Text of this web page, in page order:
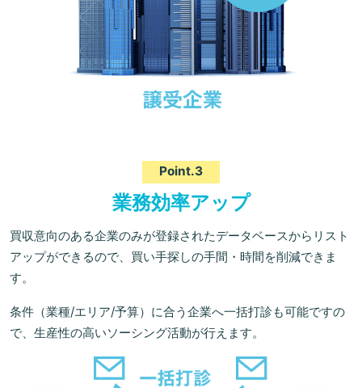
Point.3
業務効率アップ
買収意向のある企業のみが登録されたデータベースからリスト
アップができるので、買い手探しの手間・時間を削減できま
す。
条件（業種/エリア/予算）に合う企業へ一括打診も可能ですの
で、生産性の高いソーシング活動が行えます。